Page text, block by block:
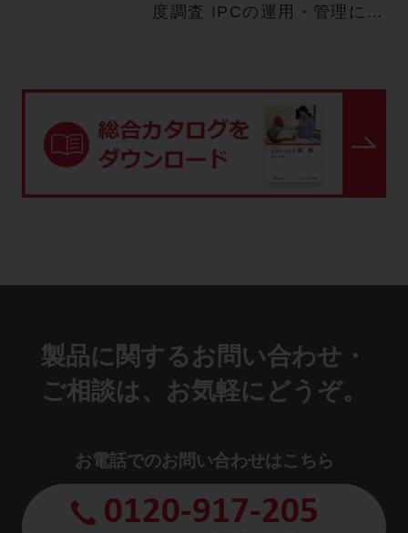
度調査 IPCの運用・管理につ
製品に関するお問い合わせ・
ご相談は、お気軽にどうぞ。
お電話でのお問い合わせはこちら
0120-917-205